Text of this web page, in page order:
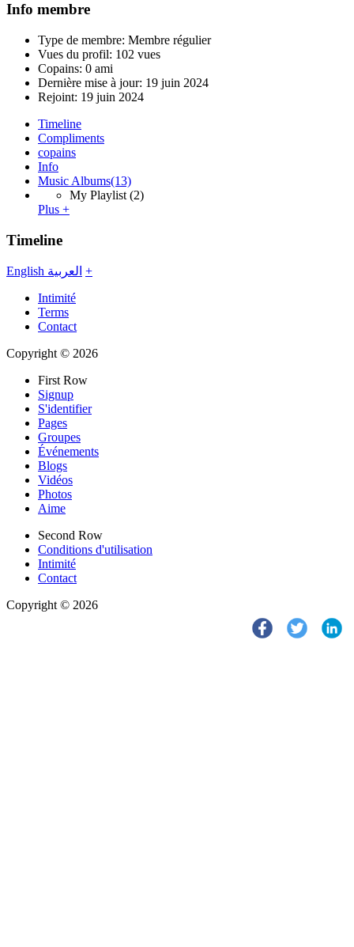
Info membre
Type de membre: Membre régulier
Vues du profil: 102 vues
Copains: 0 ami
Dernière mise à jour: 19 juin 2024
Rejoint: 19 juin 2024
Timeline
Compliments
copains
Info
Music Albums(13)
My Playlist (2)
Plus +
Timeline
English العربية +
Intimité
Terms
Contact
Copyright © 2026
First Row
Signup
S'identifier
Pages
Groupes
Événements
Blogs
Vidéos
Photos
Aime
Second Row
Conditions d'utilisation
Intimité
Contact
Copyright © 2026